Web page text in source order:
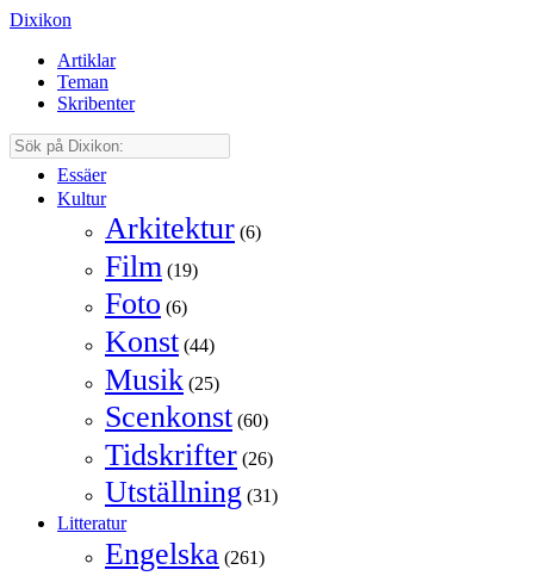
Dixikon
Artiklar
Teman
Skribenter
Essäer
Kultur
Arkitektur (6)
Film (19)
Foto (6)
Konst (44)
Musik (25)
Scenkonst (60)
Tidskrifter (26)
Utställning (31)
Litteratur
Engelska (261)